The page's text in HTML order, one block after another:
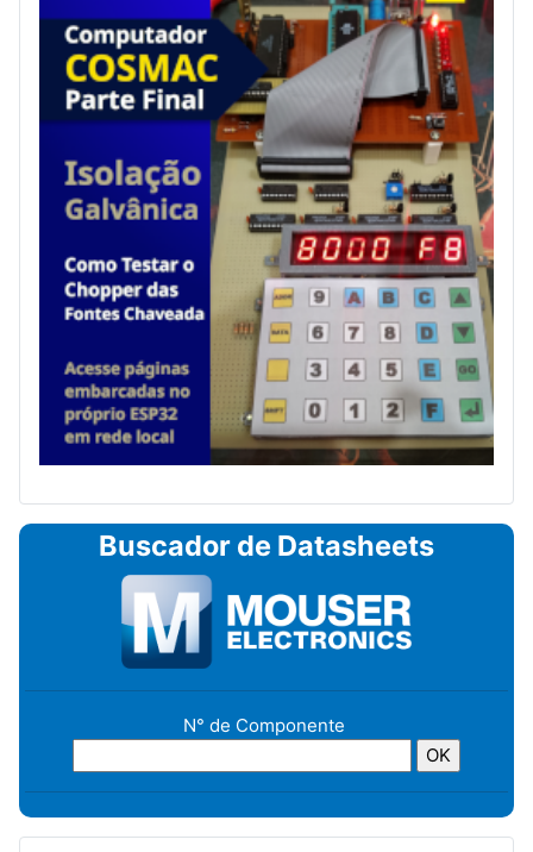
Buscador de Datasheets
N° de Componente